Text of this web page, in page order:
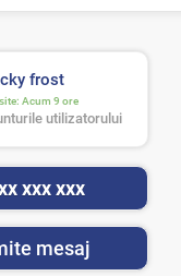
frost
Acum 9 ore
utilizatorului
xxx xxx
mesaj